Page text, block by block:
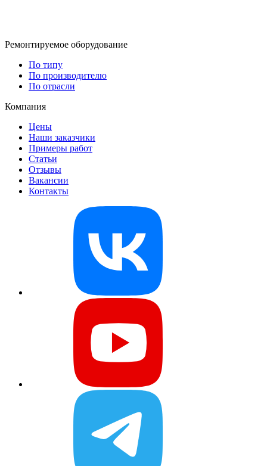
Ремонтируемое оборудование
По типу
По производителю
По отрасли
Компания
Цены
Наши заказчики
Примеры работ
Статьи
Отзывы
Вакансии
Контакты